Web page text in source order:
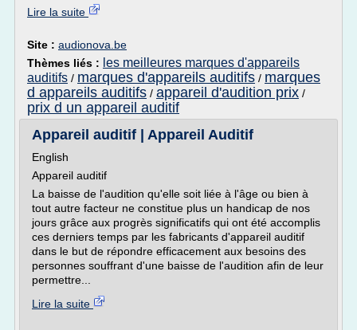
Lire la suite
Site : audionova.be
Thèmes liés : les meilleures marques d'appareils
auditifs / marques d'appareils auditifs / marques
d appareils auditifs / appareil d'audition prix /
prix d un appareil auditif
Appareil auditif | Appareil Auditif
English
Appareil auditif
La baisse de l'audition qu'elle soit liée à l'âge ou bien à
tout autre facteur ne constitue plus un handicap de nos
jours grâce aux progrès significatifs qui ont été accomplis
ces derniers temps par les fabricants d'appareil auditif
dans le but de répondre efficacement aux besoins des
personnes souffrant d'une baisse de l'audition afin de leur
permettre...
Lire la suite